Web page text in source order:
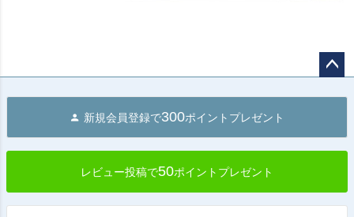
へ
新規会員登録で300ポイントプレゼント
レビュー投稿で50ポイントプレゼント